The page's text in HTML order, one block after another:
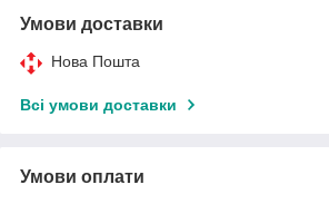
Умови доставки
Нова Пошта
Всі умови доставки
Умови оплати